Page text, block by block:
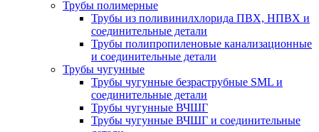
Трубы полимерные
Трубы из поливинилхлорида ПВХ, НПВХ и
соединительные детали
Трубы полипропиленовые канализационные
и соединительные детали
Трубы чугунные
Трубы чугунные безраструбные SML и
соединительные детали
Трубы чугунные ВЧШГ
Трубы чугунные ВЧШГ и соединительные